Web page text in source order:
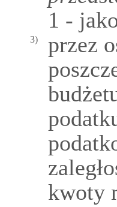
1 -
3)
przez
kwoty